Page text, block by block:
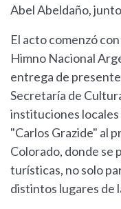
Abel Abeldaño,
El acto comenzó
Himno Nacional
entrega de
Secretaría de
instituciones locales
"Carlos Grazide" al
Colorado, donde se
turísticas, no solo
distintos lugares de